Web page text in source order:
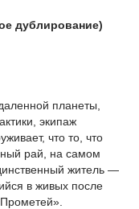
дублирование)
планеты,
экипаж
что то, что
рай, на самом
житель —
в живых после